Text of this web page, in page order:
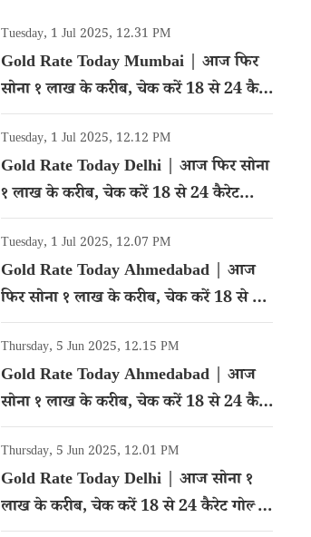
Tuesday, 1 Jul 2025, 12.31 PM
Gold Rate Today Mumbai | आज फिर
सोना १ लाख के करीब, चेक करें 18 से 24 कैरेट
गोल्ड का रेट
Tuesday, 1 Jul 2025, 12.12 PM
Gold Rate Today Delhi | आज फिर सोना
१ लाख के करीब, चेक करें 18 से 24 कैरेट
गोल्ड का रेट
Tuesday, 1 Jul 2025, 12.07 PM
Gold Rate Today Ahmedabad | आज
फिर सोना १ लाख के करीब, चेक करें 18 से 24
कैरेट गोल्ड का रेट
Thursday, 5 Jun 2025, 12.15 PM
Gold Rate Today Ahmedabad | आज
सोना १ लाख के करीब, चेक करें 18 से 24 कैरेट
गोल्ड का रेट
Thursday, 5 Jun 2025, 12.01 PM
Gold Rate Today Delhi | आज सोना १
लाख के करीब, चेक करें 18 से 24 कैरेट गोल्ड